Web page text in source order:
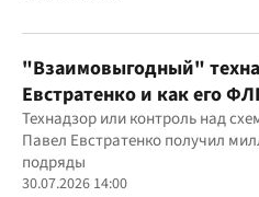
юрисдикций
"Взаимовыгодный"
Евстратенко и как его
бюджетным миллионам?
Технадзор или контроль над
Павел Евстратенко получил
подряды
30.07.2026 14:00